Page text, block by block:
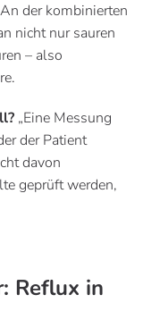
der kombinierten
nicht nur sauren
– also
„Eine Messung
der Patient
davon
geprüft werden,
Reflux in